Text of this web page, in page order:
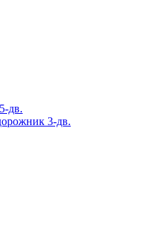
дв.
3-дв.